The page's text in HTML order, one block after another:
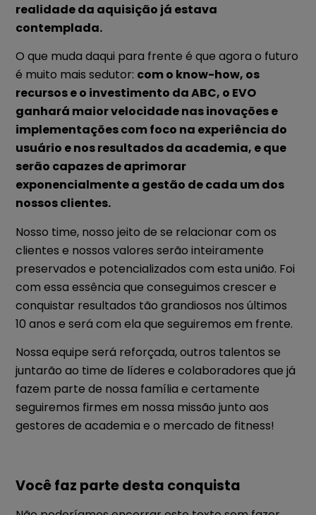
realidade da aquisição já estava
contemplada.
O que muda daqui para frente é que agora o futuro
é muito mais sedutor: com o know-how, os
recursos e o investimento da ABC, o EVO
ganhará maior velocidade nas inovações e
implementações com foco na experiência do
usuário e nos resultados da academia, e que
serão capazes de aprimorar
exponencialmente a gestão de cada um dos
nossos clientes.
Nosso time, nosso jeito de se relacionar com os
clientes e nossos valores serão inteiramente
preservados e potencializados com esta união. Foi
com essa essência que conseguimos crescer e
conquistar resultados tão grandiosos nos últimos
10 anos e será com ela que seguiremos em frente.
Nossa equipe será reforçada, outros talentos se
juntarão ao time de líderes e colaboradores que já
fazem parte de nossa família e certamente
seguiremos firmes em nossa missão junto aos
gestores de academia e o mercado de fitness!
Você faz parte desta conquista